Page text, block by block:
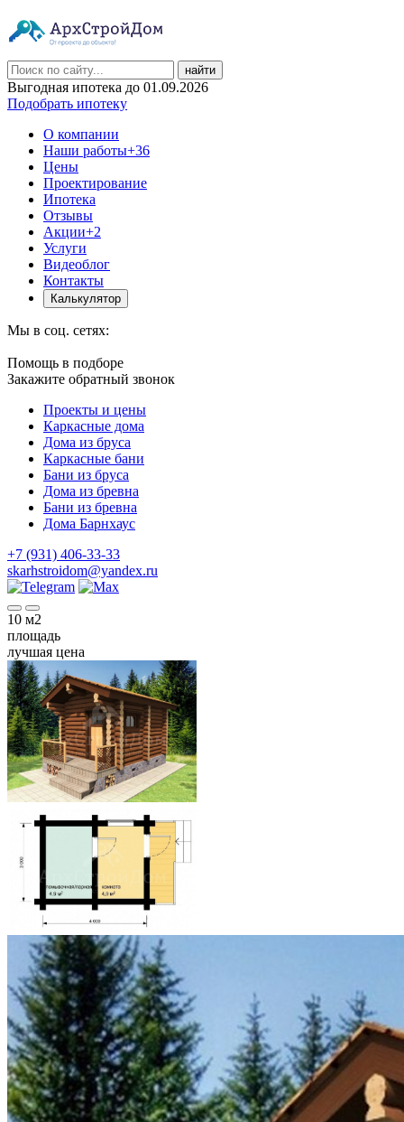
найти
Выгодная ипотека до 01.09.2026
Подобрать ипотеку
О компании
Наши работы+36
Цены
Проектирование
Ипотека
Отзывы
Акции+2
Услуги
Видеоблог
Контакты
Калькулятор
Мы в соц. сетях:
Помощь в подборе
Закажите обратный звонок
Проекты и цены
Каркасные дома
Дома из бруса
Каркасные бани
Бани из бруса
Дома из бревна
Бани из бревна
Дома Барнхаус
+7 (931) 406-33-33
skarhstroidom@yandex.ru
10 м2
площадь
лучшая цена